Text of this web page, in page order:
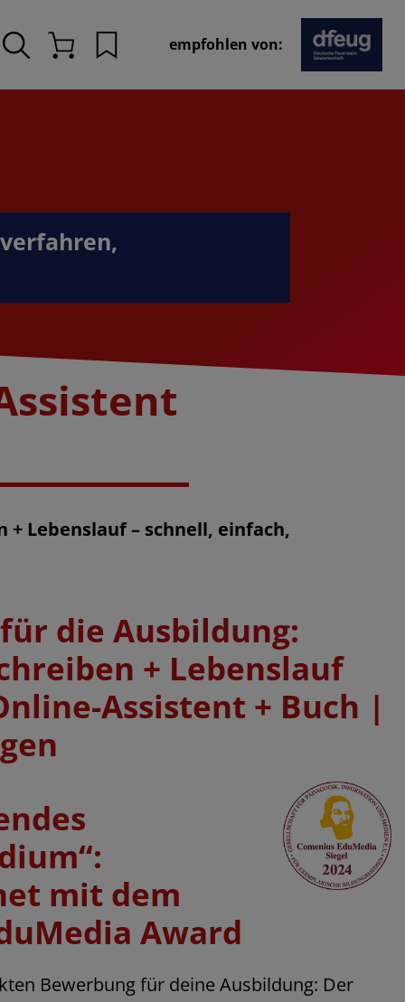
Merkliste
empfohlen von:
+ Lebenslauf – schnell, einfach,
die Ausbildung:
+ Lebenslauf
Assistent + Buch |
mit dem
Award
Bewerbung für deine Ausbildung: Der